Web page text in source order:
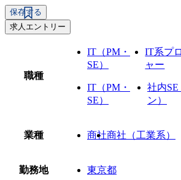
保存する
求人エントリー
職種
IT（PM・
SE）
IT系プ
ャー
IT（PM・
SE）
社内
ン）
業種 商社商社（工業系）
勤務地 東京都